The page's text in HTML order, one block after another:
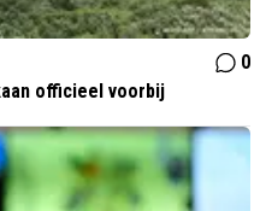
0
officieel voorbij